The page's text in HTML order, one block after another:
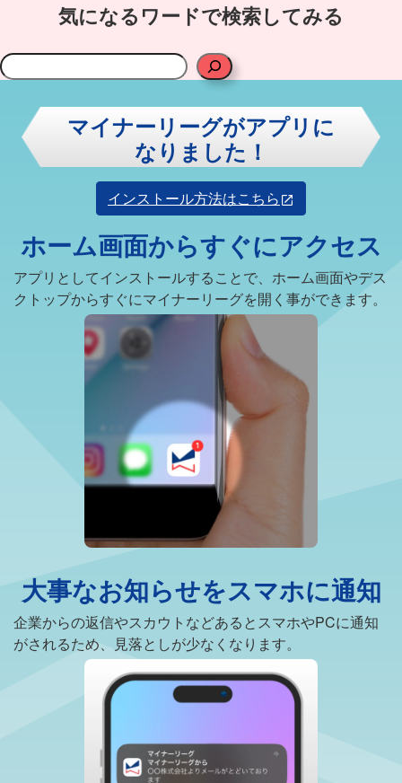
気になるワードで検索してみる
検
索
マイナーリーグがアプリに
なりました！
インストール方法はこちら
ホーム画面からすぐにアクセス
アプリとしてインストールすることで、ホーム画面やデス
クトップからすぐにマイナーリーグを開く事ができます。
大事なお知らせをスマホに通知
企業からの返信やスカウトなどあるとスマホやPCに通知
がされるため、見落としが少なくなります。